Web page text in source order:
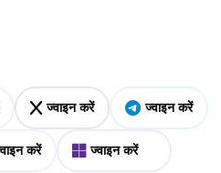
ज्वाइन करें ज्वाइन करें
करें ज्वाइन करें